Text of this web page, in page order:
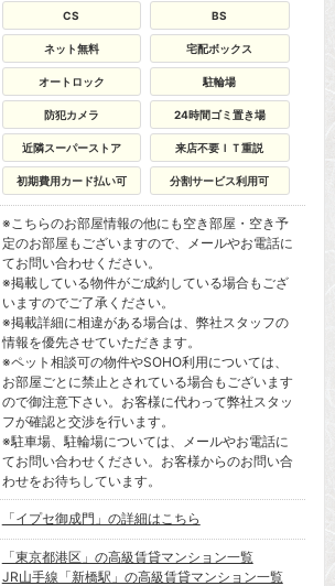
CS BS
ネット無料 宅配ボックス
オートロック 駐輪場
防犯カメラ 24時間ゴミ置き場
近隣スーパーストア 来店不要ＩＴ重説
初期費用カード払い可 分割サービス利用可
※こちらのお部屋情報の他にも空き部屋・空き予
定のお部屋もございますので、メールやお電話に
てお問い合わせください。
※掲載している物件がご成約している場合もござ
いますのでご了承ください。
※掲載詳細に相違がある場合は、弊社スタッフの
情報を優先させていただきます。
※ペット相談可の物件やSOHO利用については、
お部屋ごとに禁止とされている場合もございます
ので御注意下さい。お客様に代わって弊社スタッ
フが確認と交渉を行います。
※駐車場、駐輪場については、メールやお電話に
てお問い合わせください。お客様からのお問い合
わせをお待ちしています。
「イプセ御成門」の詳細はこちら
「東京都港区」の高級賃貸マンション一覧
JR山手線「新橋駅」の高級賃貸マンション一覧